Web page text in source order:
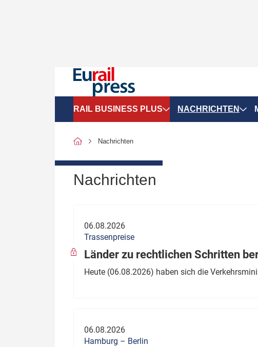
RAIL BUSINESS PLUS
SPNV-Marktdaten
Politik
wen?
Thema des Monats
NACHRICHTEN
Nachrichten
Nachrichten
06.08.2026
Trassenpreise
Länder zu rechtlichen Schritten
Heute (06.08.2026) haben sich die
06.08.2026
Hamburg – Berlin